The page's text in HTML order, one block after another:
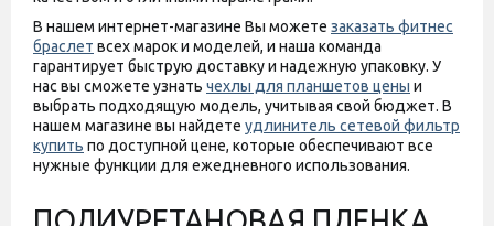
В нашем интернет-магазине Вы можете заказать фитнес
браслет всех марок и моделей, и наша команда
гарантирует быструю доставку и надежную упаковку. У
нас вы сможете узнать чехлы для планшетов цены и
выбрать подходящую модель, учитывая свой бюджет. В
нашем магазине вы найдете удлинитель сетевой фильтр
купить по доступной цене, которые обеспечивают все
нужные функции для ежедневного использования.